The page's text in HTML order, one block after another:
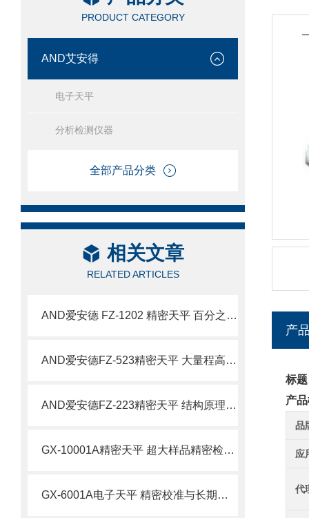
PRODUCT CATEGORY
AND艾安得
电子天平
分析检测仪器
全部产品分类
相关文章
RELATED ARTICLES
AND爱安德 FZ-1202 精密天平 百分之一克大量程称量设备
AND爱安德FZ-523精密天平 大量程高精度称量设备特点
AND爱安德FZ-223精密天平 结构原理与技术特性
GX-10001A精密天平 超大样品精密检测场景应用详解
GX-6001A电子天平 精密校准与长期精度维护技术
产
标
产
品
应
代